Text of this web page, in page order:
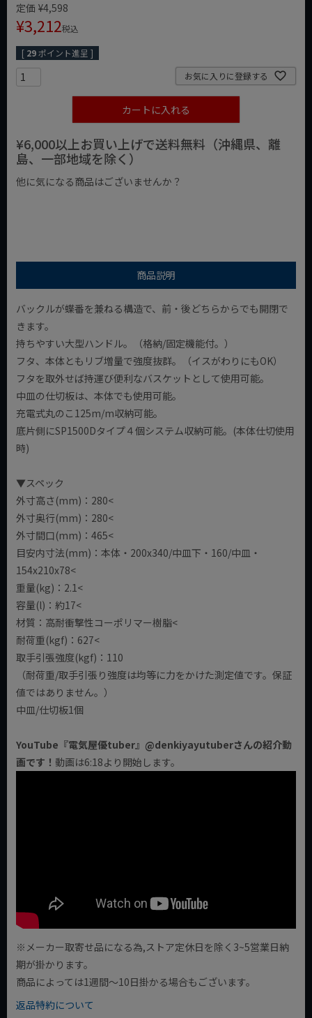
定価 ¥4,598
¥3,212税込
[ 29ポイント進呈 ]
お気に入りに登録する
カートに入れる
¥6,000以上お買い上げで送料無料（沖縄県、離
島、一部地域を除く）
他に気になる商品はございませんか？
商品説明
バックルが蝶番を兼ねる構造で、前・後どちらからでも開閉で
きます。
持ちやすい大型ハンドル。（格納/固定機能付。）
フタ、本体ともリブ増量で強度抜群。（イスがわりにもOK）
フタを取外せば持運び便利なバスケットとして使用可能。
中皿の仕切板は、本体でも使用可能。
充電式丸のこ125m/m収納可能。
底片側にSP1500Dタイプ４個システム収納可能。(本体仕切使用
時)
▼スペック
外寸高さ(mm)：280<
外寸奥行(mm)：280<
外寸間口(mm)：465<
目安内寸法(mm)：本体・200x340/中皿下・160/中皿・
154x210x78<
重量(kg)：2.1<
容量(l)：約17<
材質：高耐衝撃性コーポリマー樹脂<
耐荷重(kgf)：627<
取手引張強度(kgf)：110
（耐荷重/取手引張り強度は均等に力をかけた測定値です。保証
値ではありません。）
中皿/仕切板1個
YouTube『電気屋優tuber』@denkiyayutuberさんの紹介動
画です！ 動画は6:18より開始します。
※メーカー取寄せ品になる為,ストア定休日を除く3~5営業日納
期が掛かります。
商品によっては1週間～10日掛かる場合もございます。
返品特約について